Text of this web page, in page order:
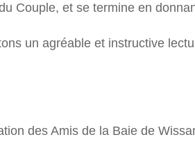
Couple, et se termine en
un agréable et instructive
des Amis de la Baie de